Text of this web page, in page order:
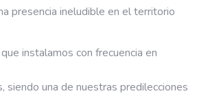
presencia ineludible en el territorio
instalamos con frecuencia en
siendo una de nuestras predilecciones